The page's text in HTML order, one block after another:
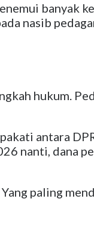
banyak
nasib
hukum.
antara
nanti, dana
paling